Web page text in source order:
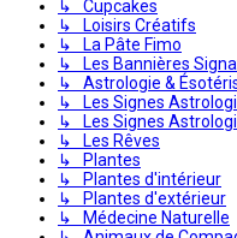
↳ Cupcakes
↳ Loisirs Créatifs
↳ La Pâte Fimo
↳ Les Bannières
↳ Astrologie &
↳ Les Signes
↳ Les Signes
↳ Les Rêves
↳ Plantes
↳ Plantes d'intérieur
↳ Plantes d'extérieur
↳ Médecine Naturelle